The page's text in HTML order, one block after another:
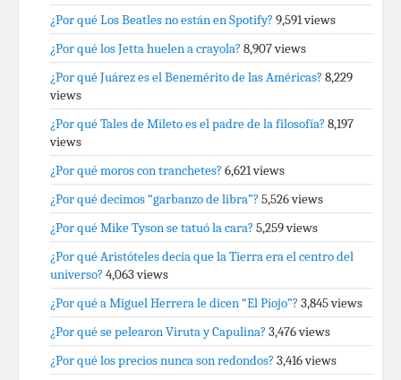
¿Por qué Los Beatles no están en Spotify? 9,591 views
¿Por qué los Jetta huelen a crayola? 8,907 views
¿Por qué Juárez es el Benemérito de las Américas? 8,229
views
¿Por qué Tales de Mileto es el padre de la filosofía? 8,197
views
¿Por qué moros con tranchetes? 6,621 views
¿Por qué decimos “garbanzo de libra”? 5,526 views
¿Por qué Mike Tyson se tatuó la cara? 5,259 views
¿Por qué Aristóteles decía que la Tierra era el centro del
universo? 4,063 views
¿Por qué a Miguel Herrera le dicen “El Piojo”? 3,845 views
¿Por qué se pelearon Viruta y Capulina? 3,476 views
¿Por qué los precios nunca son redondos? 3,416 views